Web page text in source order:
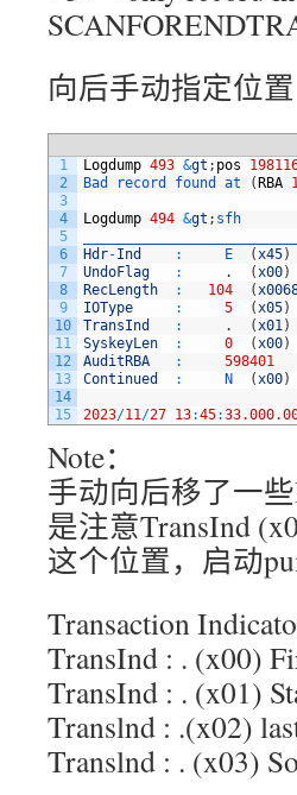
向后手动指定位置
1
2
3
4
5
6
7
8
9
10
11
12
13
14
15
Logdump 493 &gt ; pos
Bad
record found at ( RBA
Logdump 494 &gt ; sfh
Hdr-Ind : E (x45)
UndoFlag
: . (x00)
RecLength
: 104 (
IOType
: 5 (x05)
TransInd
: . (x01)
SyskeyLen
: 0 (x00)
AuditRBA
: 598401
Continued
: N (x00)
2023/11/27 13:45:
Note：
手动向后移了一
是注意TransInd
这个位置，启动
Transaction
TransInd : . (x00)
TransInd : . (x01)
Translnd : .(x02)
Translnd : . (x03)